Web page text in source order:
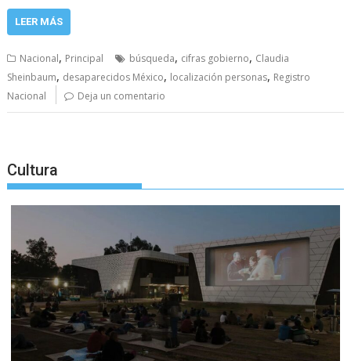
LEER MÁS
Nacional, Principal búsqueda, cifras gobierno, Claudia
Sheinbaum, desaparecidos México, localización personas, Registro
Nacional
Deja un comentario
Cultura